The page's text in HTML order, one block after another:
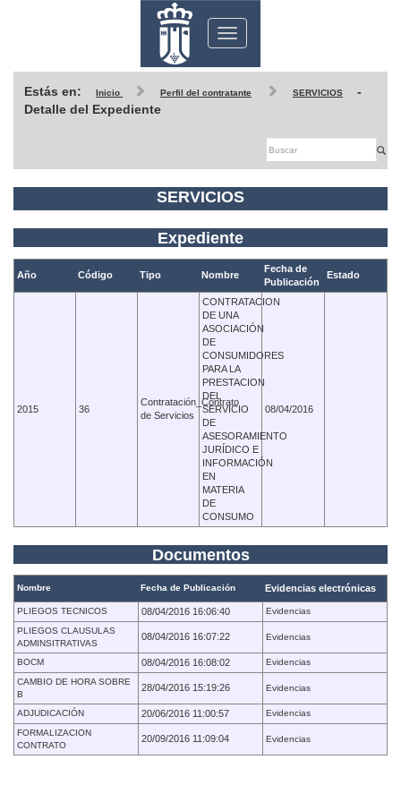
Toggle
navigation
Estás en: Inicio Perfil del contratante SERVICIOS
-
Detalle del Expediente
SERVICIOS
Expediente
Año Código Tipo Nombre
Fecha de
Publicación
Estado
2015 36
Contratación_Contrato
de Servicios
CONTRATACION
DE UNA
ASOCIACIÓN
DE
CONSUMIDORES
PARA LA
PRESTACION
DEL
SERVICIO
DE
ASESORAMIENTO
JURÍDICO E
INFORMACIÓN
EN
MATERIA
DE
CONSUMO
08/04/2016
Documentos
Nombre Fecha de Publicación Evidencias electrónicas
PLIEGOS TECNICOS 08/04/2016 16:06:40
Evidencias
PLIEGOS CLAUSULAS
ADMINSITRATIVAS
08/04/2016 16:07:22 Evidencias
BOCM 08/04/2016 16:08:02
Evidencias
CAMBIO DE HORA SOBRE
B
28/04/2016 15:19:26 Evidencias
ADJUDICACIÓN 20/06/2016 11:00:57
Evidencias
FORMALIZACION
CONTRATO
20/09/2016 11:09:04 Evidencias